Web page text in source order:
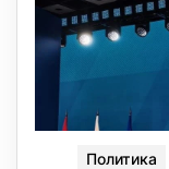
Политика